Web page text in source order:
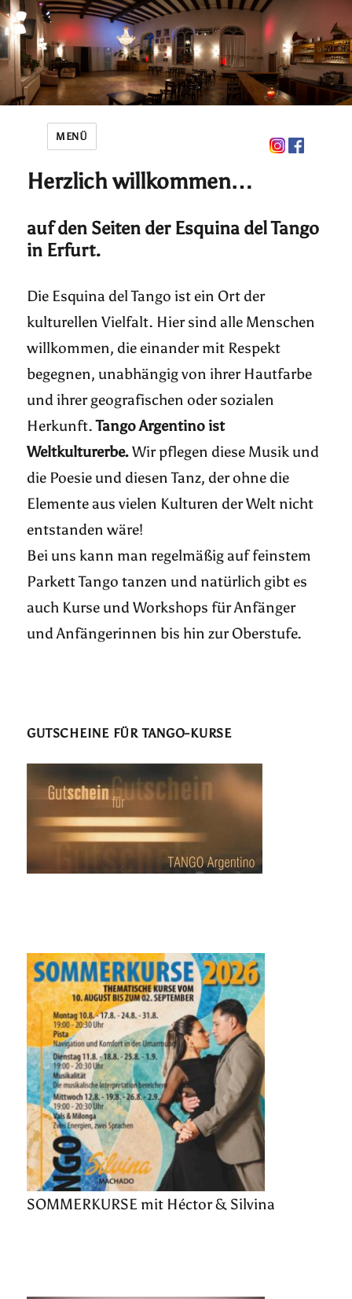
MENÜ
Herzlich willkommen…
auf den Seiten der Esquina del Tango
in Erfurt.
Die Esquina del Tango ist ein Ort der
kulturellen Vielfalt. Hier sind alle Menschen
willkommen, die einander mit Respekt
begegnen, unabhängig von ihrer Hautfarbe
und ihrer geografischen oder sozialen
Herkunft.Tango Argentino ist
Weltkulturerbe.Wir pflegen diese Musik und
die Poesie und diesen Tanz, der ohne die
Elemente aus vielen Kulturen der Welt nicht
entstanden wäre!
Bei uns kann man regelmäßig auf feinstem
Parkett Tango tanzen und natürlich gibt es
auch Kurse und Workshops für Anfänger
und Anfängerinnen bis hin zur Oberstufe.
GUTSCHEINE FÜR TANGO-KURSE
SOMMERKURSE mit Héctor & Silvina